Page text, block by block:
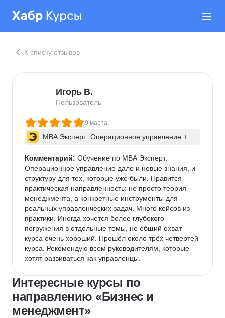
К списку отзывов
Игорь В.
Пользователь
9 марта
MBA Эксперт: Операционное управление + И
Комментарий: Обучение по МВА Эксперт:
Операционное управление дало и новые знания, и
структуру для тех, которые уже были. Нравится
практическая направленность: не просто теория
менеджмента, а конкретные инструменты для
реальных управленческих задач. Много кейсов из
практики. Иногда хочется более глубокого
погружения в отдельные темы, но общий охват
курса очень хороший. Прошёл около трёх четвертей
курса. Рекомендую всем руководителям, которые
хотят развиваться как управленцы.
Интересные курсы по
направлению «Бизнес и
менеджмент»